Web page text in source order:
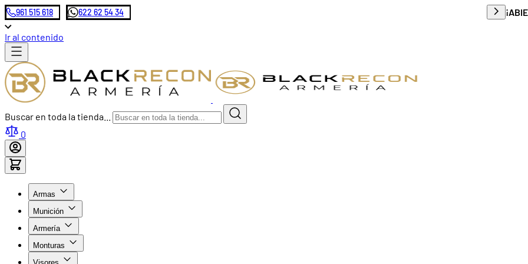
Envío
961 515 618 622 62 54 34
Ir al contenido
Buscar en toda la tienda...
0
Armas
Munición
Armería
Monturas